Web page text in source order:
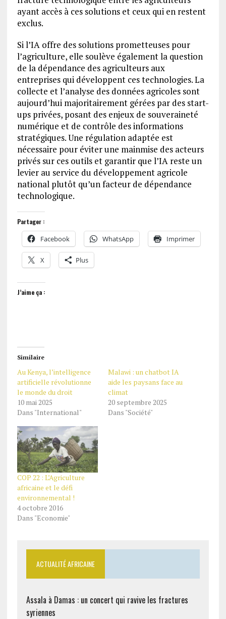
ayant accès à ces solutions et ceux qui en restent
exclus.
Si l’IA offre des solutions prometteuses pour
l’agriculture, elle soulève également la question
de la dépendance des agriculteurs aux
entreprises qui développent ces technologies. La
collecte et l’analyse des données agricoles sont
aujourd’hui majoritairement gérées par des start-
ups privées, posant des enjeux de souveraineté
numérique et de contrôle des informations
stratégiques. Une régulation adaptée est
nécessaire pour éviter une mainmise des acteurs
privés sur ces outils et garantir que l’IA reste un
levier au service du développement agricole
national plutôt qu’un facteur de dépendance
technologique.
Partager :
Facebook WhatsApp Imprimer
X Plus
J’aime ça :
Similaire
Au Kenya, l’intelligence
artificielle révolutionne
le monde du droit
10 mai 2025
Dans "International"
Malawi : un chatbot IA
aide les paysans face au
climat
20 septembre 2025
Dans "Société"
COP 22 : L’Agriculture
africaine et le défi
environnemental !
4 octobre 2016
Dans "Economie"
ACTUALITÉ AFRICAINE
Assala à Damas : un concert qui ravive les fractures
syriennes